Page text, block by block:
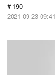
# 190
2021-09-23 09:41